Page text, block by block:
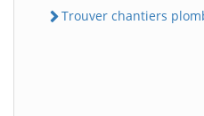
Trouver chantiers